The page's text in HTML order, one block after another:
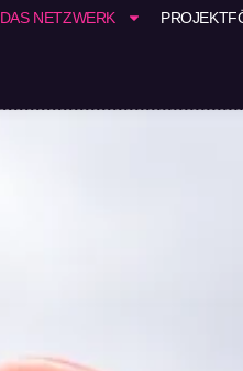
DAS NETZWERK